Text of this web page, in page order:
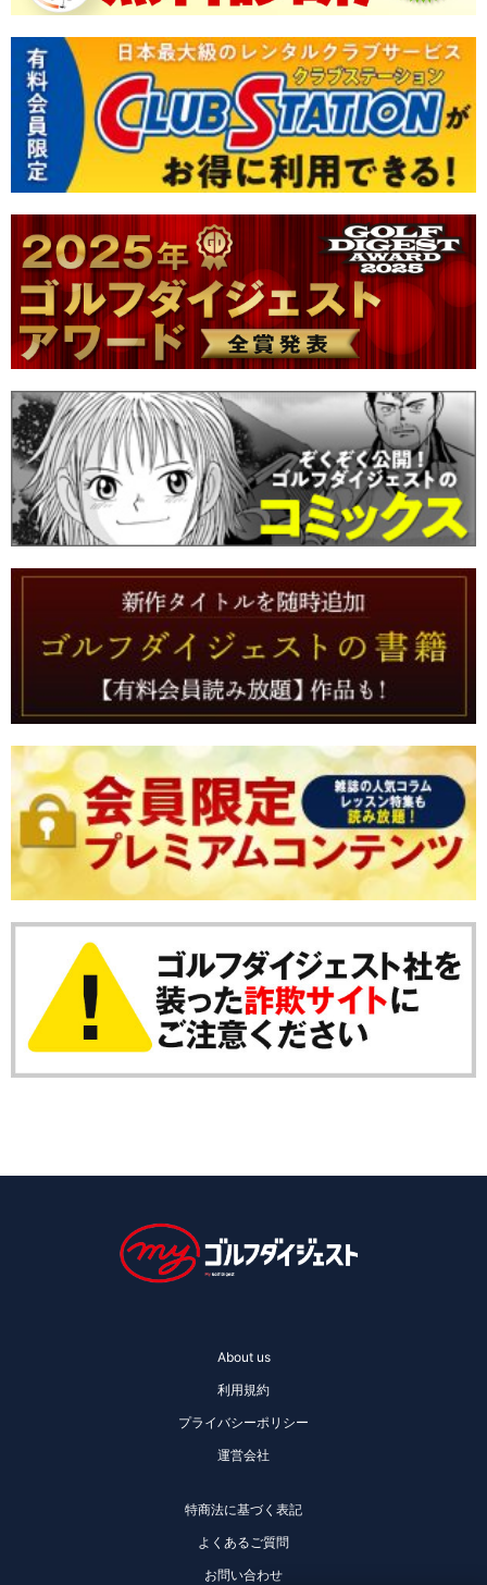
About us
利用規約
プライバシーポリシー
運営会社
特商法に基づく表記
よくあるご質問
お問い合わせ